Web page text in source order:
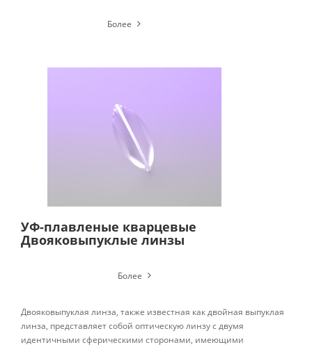
Более
УФ-плавленые кварцевые
Двояковыпуклые линзы
Более
Двояковыпуклая линза, также известная как двойная выпуклая
линза, представляет собой оптическую линзу с двумя
идентичными сферическими сторонами, имеющими